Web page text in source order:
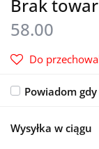
Brak
58.00
Do
Powiadom
Wysyłka w ciągu